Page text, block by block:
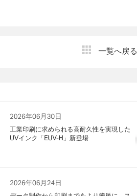
一覧へ戻る
2026年06月30日
工業印刷に求められる高耐久性を実現した
UVインク「EUV-H」新登場
2026年06月24日